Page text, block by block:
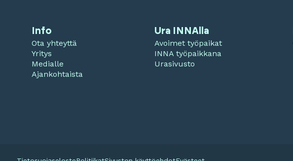
Info
Ota yhteyttä
Yritys
Medialle
Ajankohtaista
Ura INNAlla
Avoimet työpaikat
INNA työpaikkana
Urasivusto